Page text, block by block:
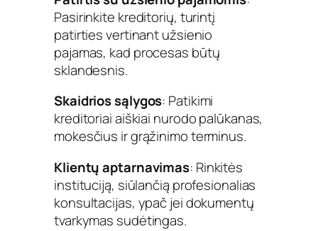
Pasirinkite kreditorių, turintį
patirties vertinant užsienio
pajamas, kad procesas būtų
sklandesnis.
Skaidrios sąlygos: Patikimi
kreditoriai aiškiai nurodo palūkanas,
mokesčius ir grąžinimo terminus.
Klientų aptarnavimas: Rinkitės
instituciją, siūlančią profesionalias
konsultacijas, ypač jei dokumentų
tvarkymas sudėtingas.